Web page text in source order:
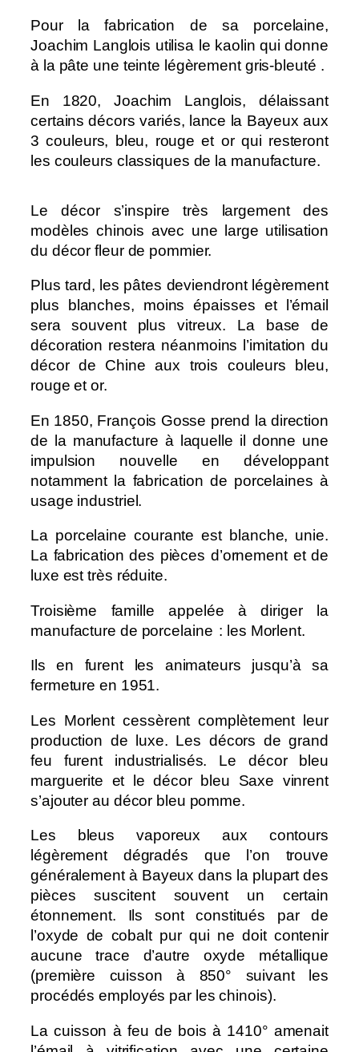
Pour la fabrication de sa porcelaine,
Joachim Langlois utilisa le kaolin qui donne
à la pâte une teinte légèrement gris-bleuté .
En 1820, Joachim Langlois, délaissant
certains décors variés, lance la Bayeux aux
3 couleurs, bleu, rouge et or qui resteront
les couleurs classiques de la manufacture.
Le décor s’inspire très largement des
modèles chinois avec une large utilisation
du décor fleur de pommier.
Plus tard, les pâtes deviendront légèrement
plus blanches, moins épaisses et l’émail
sera souvent plus vitreux. La base de
décoration restera néanmoins l’imitation du
décor de Chine aux trois couleurs bleu,
rouge et or.
En 1850, François Gosse prend la direction
de la manufacture à laquelle il donne une
impulsion nouvelle en développant
notamment la fabrication de porcelaines à
usage industriel.
La porcelaine courante est blanche, unie.
La fabrication des pièces d’ornement et de
luxe est très réduite.
Troisième famille appelée à diriger la
manufacture de porcelaine : les Morlent.
Ils en furent les animateurs jusqu’à sa
fermeture en 1951.
Les Morlent cessèrent complètement leur
production de luxe. Les décors de grand
feu furent industrialisés. Le décor bleu
marguerite et le décor bleu Saxe vinrent
s’ajouter au décor bleu pomme.
Les bleus vaporeux aux contours
légèrement dégradés que l’on trouve
généralement à Bayeux dans la plupart des
pièces suscitent souvent un certain
étonnement. Ils sont constitués par de
l’oxyde de cobalt pur qui ne doit contenir
aucune trace d’autre oxyde métallique
(première cuisson à 850° suivant les
procédés employés par les chinois).
La cuisson à feu de bois à 1410° amenait